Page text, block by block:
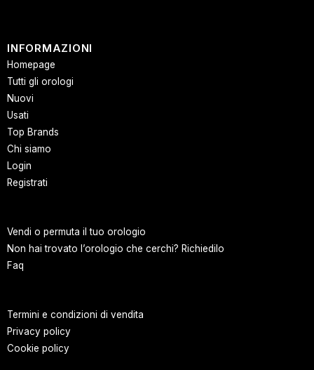
INFORMAZIONI
Homepage
Tutti gli orologi
Nuovi
Usati
Top Brands
Chi siamo
Login
Registrati
Vendi o permuta il tuo orologio
Non hai trovato l’orologio che cerchi? Richiedilo
Faq
Termini e condizioni di vendita
Privacy policy
Cookie policy